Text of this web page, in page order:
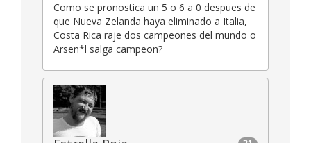
Como se pronostica un 5 o 6 a 0 despues de
que Nueva Zelanda haya eliminado a Italia,
Costa Rica raje dos campeones del mundo o
Arsen*l salga campeon?